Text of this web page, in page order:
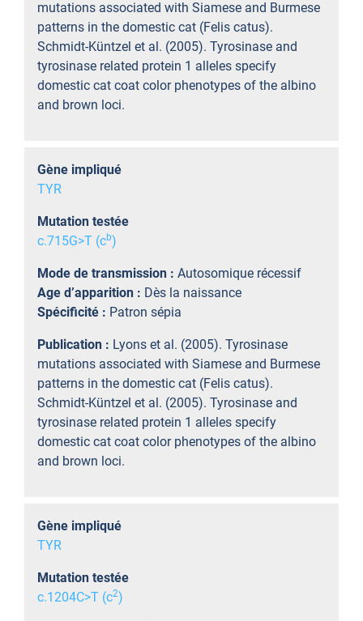
mutations associated with Siamese and Burmese
patterns in the domestic cat (Felis catus).
Schmidt-Küntzel et al. (2005). Tyrosinase and
tyrosinase related protein 1 alleles specify
domestic cat coat color phenotypes of the albino
and brown loci.
Gène impliqué
TYR
Mutation testée
c.715G>T (cb)
Mode de transmission : Autosomique récessif
Age d’apparition : Dès la naissance
Spécificité : Patron sépia
Publication : Lyons et al. (2005). Tyrosinase
mutations associated with Siamese and Burmese
patterns in the domestic cat (Felis catus).
Schmidt-Küntzel et al. (2005). Tyrosinase and
tyrosinase related protein 1 alleles specify
domestic cat coat color phenotypes of the albino
and brown loci.
Gène impliqué
TYR
Mutation testée
c.1204C>T (c2)